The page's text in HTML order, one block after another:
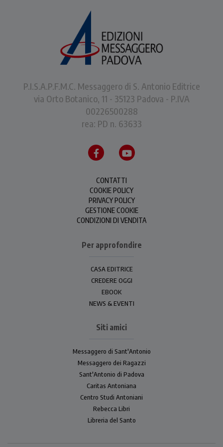
P.I.S.A.P.F.M.C. Messaggero di S. Antonio Editrice
via Orto Botanico, 11 - 35123 Padova - P.IVA
00226500288
rea: PD n. 63633
CONTATTI
COOKIE POLICY
PRIVACY POLICY
GESTIONE COOKIE
CONDIZIONI DI VENDITA
Per approfondire
CASA EDITRICE
CREDERE OGGI
EBOOK
NEWS & EVENTI
Siti amici
Messaggero di Sant'Antonio
Messaggero dei Ragazzi
Sant'Antonio di Padova
Caritas Antoniana
Centro Studi Antoniani
Rebecca Libri
Libreria del Santo